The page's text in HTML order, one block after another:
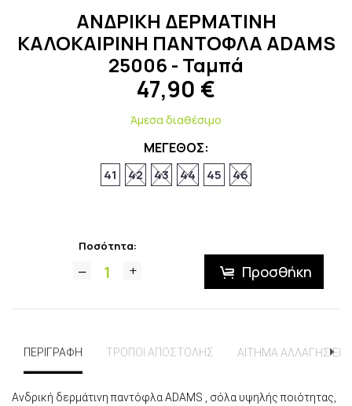
ΑΝΔΡΙΚΗ ΔΕΡΜΑΤΙΝΗ
ΚΑΛΟΚΑΙΡΙΝΗ ΠΑΝΤΟΦΛΑ ADAMS
25006 - Ταμπά
47,90 €
Άμεσα διαθέσιμο
ΜΕΓΕΘΟΣ:
41 42 43 44 45 46
Ποσότητα:
Προσθήκη
ΠΕΡΙΓΡΑΦΗ ΤΡΟΠΟΙ ΑΠΟΣΤΟΛΗΣ ΑΙΤΗΜΑ ΑΛΛΑΓΗΣ
Ανδρική δερμάτινη παντόφλα ADAMS , σόλα υψηλής ποιότητας,